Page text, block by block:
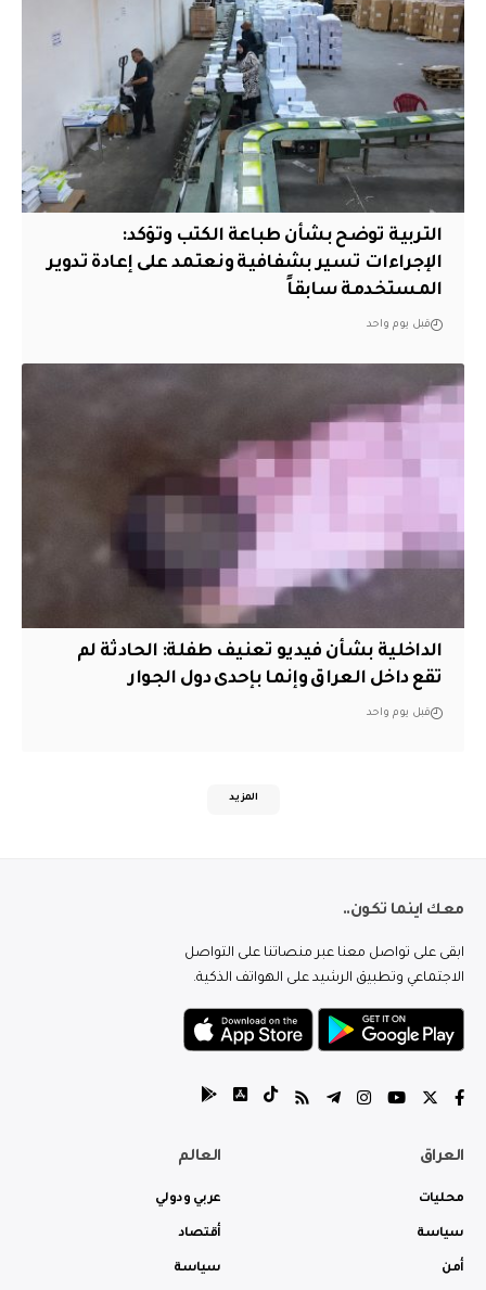
التربية توضح بشأن طباعة الكتب وتؤكد:
الإجراءات تسير بشفافية ونعتمد على إعادة تدوير
المستخدمة سابقاً
قبل يوم واحد
الداخلية بشأن فيديو تعنيف طفلة: الحادثة لم
تقع داخل العراق وإنما بإحدى دول الجوار
قبل يوم واحد
المزيد
معك اينما تكون..
ابقى على تواصل معنا عبر منصاتنا على التواصل
الاجتماعي وتطبيق الرشيد على الهواتف الذكية.
العراق
محليات
سياسة
أمن
العالم
عربي ودولي
أقتصاد
سياسة